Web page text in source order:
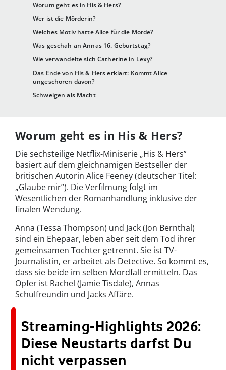
Worum geht es in His & Hers?
Wer ist die Mörderin?
Welches Motiv hatte Alice für die Morde?
Was geschah an Annas 16. Geburtstag?
Wie verwandelte sich Catherine in Lexy?
Das Ende von His & Hers erklärt: Kommt Alice
ungeschoren davon?
Schweigen als Macht
Worum geht es in His & Hers?
Die sechsteilige Netflix-Miniserie „His & Hers”
basiert auf dem gleichnamigen Bestseller der
britischen Autorin Alice Feeney (deutscher Titel:
„Glaube mir”). Die Verfilmung folgt im
Wesentlichen der Romanhandlung inklusive der
finalen Wendung.
Anna (Tessa Thompson) und Jack (Jon Bernthal)
sind ein Ehepaar, leben aber seit dem Tod ihrer
gemeinsamen Tochter getrennt. Sie ist TV-
Journalistin, er arbeitet als Detective. So kommt es,
dass sie beide im selben Mordfall ermitteln. Das
Opfer ist Rachel (Jamie Tisdale), Annas
Schulfreundin und Jacks Affäre.
Streaming-Highlights 2026:
Diese Neustarts darfst Du
nicht verpassen